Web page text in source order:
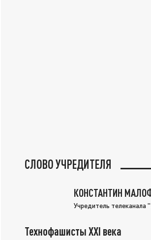
СЛОВО УЧРЕДИТЕЛЯ
КОНСТАНТИН
Учредитель телеканала
Технофашисты XXI века